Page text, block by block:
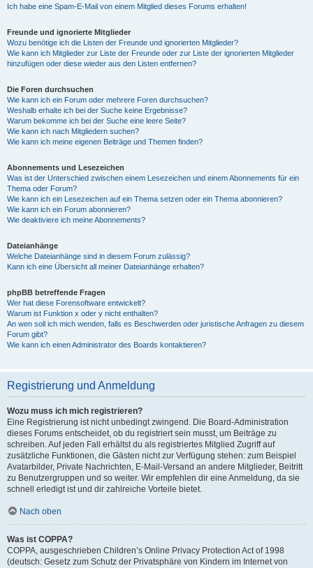
Ich habe eine Spam-E-Mail von einem Mitglied dieses Forums erhalten!
Freunde und ignorierte Mitglieder
Wozu benötige ich die Listen der Freunde und ignorierten Mitglieder?
Wie kann ich Mitglieder zur Liste der Freunde oder zur Liste der ignorierten Mitglieder
hinzufügen oder diese wieder aus den Listen entfernen?
Die Foren durchsuchen
Wie kann ich ein Forum oder mehrere Foren durchsuchen?
Weshalb erhalte ich bei der Suche keine Ergebnisse?
Warum bekomme ich bei der Suche eine leere Seite?
Wie kann ich nach Mitgliedern suchen?
Wie kann ich meine eigenen Beiträge und Themen finden?
Abonnements und Lesezeichen
Was ist der Unterschied zwischen einem Lesezeichen und einem Abonnements für ein
Thema oder Forum?
Wie kann ich ein Lesezeichen auf ein Thema setzen oder ein Thema abonnieren?
Wie kann ich ein Forum abonnieren?
Wie deaktiviere ich meine Abonnements?
Dateianhänge
Welche Dateianhänge sind in diesem Forum zulässig?
Kann ich eine Übersicht all meiner Dateianhänge erhalten?
phpBB betreffende Fragen
Wer hat diese Forensoftware entwickelt?
Warum ist Funktion x oder y nicht enthalten?
An wen soll ich mich wenden, falls es Beschwerden oder juristische Anfragen zu diesem
Forum gibt?
Wie kann ich einen Administrator des Boards kontaktieren?
Registrierung und Anmeldung
Wozu muss ich mich registrieren?
Eine Registrierung ist nicht unbedingt zwingend. Die Board-Administration
dieses Forums entscheidet, ob du registriert sein musst, um Beiträge zu
schreiben. Auf jeden Fall erhältst du als registriertes Mitglied Zugriff auf
zusätzliche Funktionen, die Gästen nicht zur Verfügung stehen: zum Beispiel
Avatarbilder, Private Nachrichten, E-Mail-Versand an andere Mitglieder, Beitritt
zu Benutzergruppen und so weiter. Wir empfehlen dir eine Anmeldung, da sie
schnell erledigt ist und dir zahlreiche Vorteile bietet.
Nach oben
Was ist COPPA?
COPPA, ausgeschrieben Children’s Online Privacy Protection Act of 1998
(deutsch: Gesetz zum Schutz der Privatsphäre von Kindern im Internet von